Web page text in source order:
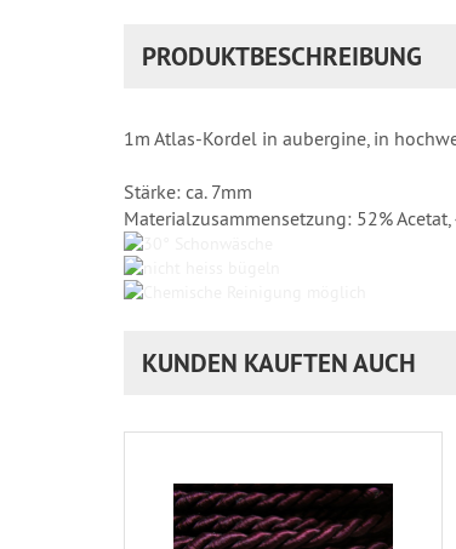
PRODUKTBESCHREIBUNG
1m Atlas-Kordel in aubergine, in
Stärke: ca. 7mm
Materialzusammensetzung: 52% Acetat,
KUNDEN KAUFTEN AUCH